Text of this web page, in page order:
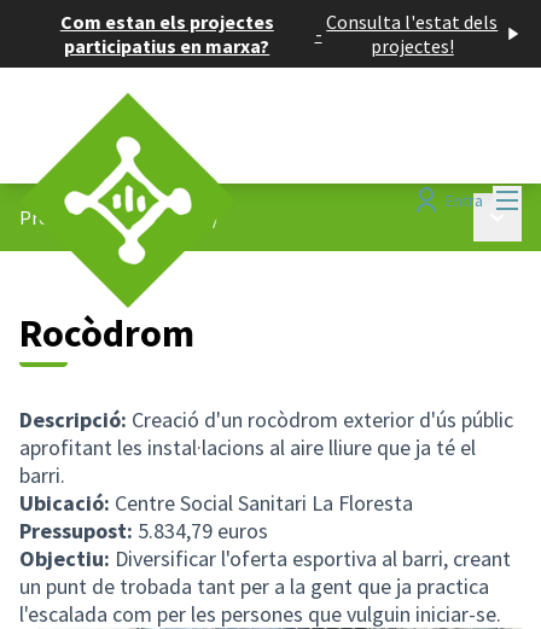
Com estan els projectes
participatius en marxa?
- Consulta l'estat dels
projectes!
Entra
Projectes participatius /
Rocòdrom
Descripció: Creació d'un rocòdrom exterior d'ús públic
aprofitant les instal·lacions al aire lliure que ja té el
barri.
Ubicació: Centre Social Sanitari La Floresta
Pressupost: 5.834,79 euros
Objectiu: Diversificar l'oferta esportiva al barri, creant
un punt de trobada tant per a la gent que ja practica
l'escalada com per les persones que vulguin iniciar-se.